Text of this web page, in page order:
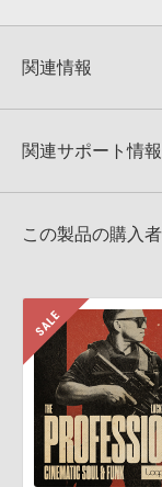
★5
★4
★1
KONTAKTフォーマ
でお使いいただけ
4GBを超えるデー
きます際には、
いただく必要がご
知らせするメール
ます説明に沿って
サンプルパック製
用意しておりませ
わせなどはテクニ
デモソングは、製
めのデモンストレ
そのものをお使い
関連情報
マーセール！
関連サポート情報
加方法
マークのついた情
おります。ご覧頂くに
DEEP BLUES
この製品の購入